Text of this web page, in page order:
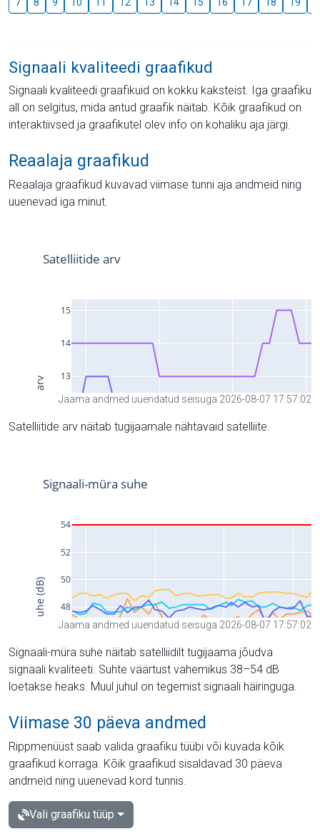
Signaali kvaliteedi graafikud
Signaali kvaliteedi graafikuid on kokku kaksteist. Iga graafiku
all on selgitus, mida antud graafik näitab. Kõik graafikud on
interaktiivsed ja graafikutel olev info on kohaliku aja järgi.
Reaalaja graafikud
Reaalaja graafikud kuvavad viimase tunni aja andmeid ning
uuenevad iga minut.
Jaama andmed uuendatud seisuga 2026-08-07 17:57:02
Satelliitide arv näitab tugijaamale nähtavaid satelliite.
Jaama andmed uuendatud seisuga 2026-08-07 17:57:02
Signaali-müra suhe näitab satelliidilt tugijaama jõudva
signaali kvaliteeti. Suhte väärtust vahemikus 38–54 dB
loetakse heaks. Muul juhul on tegemist signaali häiringuga.
Viimase 30 päeva andmed
Rippmenüüst saab valida graafiku tüübi või kuvada kõik
graafikud korraga. Kõik graafikud sisaldavad 30 päeva
andmeid ning uuenevad kord tunnis.
Vali graafiku tüüp